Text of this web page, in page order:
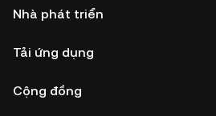
Nhà phát triển
Tải ứng dụng
Cộng đồng